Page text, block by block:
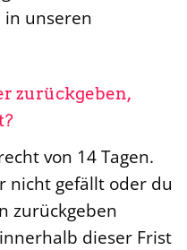
unseren
zurückgeben,
von 14 Tagen.
nicht gefällt oder du
zurückgeben
dieser Frist